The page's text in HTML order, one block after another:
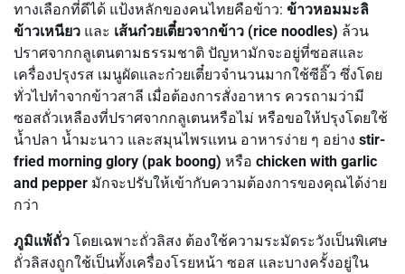
ทางเลือกที่ดีได้ แป้งหลักของคนไทยคือข้าว: ข้าวหอมมะลิ
ข้าวเหนียว และ เส้นก๋วยเตี๋ยวจากข้าว (rice noodles) ล้วน
ปราศจากกลูเตนตามธรรมชาติ ปัญหามักจะอยู่ที่ซอสและ
เครื่องปรุงรส เมนูผัดและก๋วยเตี๋ยวจำนวนมากใช้ซีอิ๊ว ซึ่งโดย
ทั่วไปทำจากข้าวสาลี เมื่อต้องการสั่งอาหาร ควรถามว่ามี
ซอสถั่วเหลืองที่ปราศจากกลูเตนหรือไม่ หรือขอให้ปรุงโดยใช้
น้ำปลา น้ำมะนาว และสมุนไพรแทน อาหารง่าย ๆ อย่าง stir-
fried morning glory (pak boong) หรือ chicken with garlic
and pepper มักจะปรับให้เข้ากับความต้องการของคุณได้ง่าย
กว่า
ภูมิแพ้ถั่ว โดยเฉพาะถั่วลิสง ต้องใช้ความระมัดระวังเป็นพิเศษ
ถั่วลิสงถูกใช้เป็นทั้งเครื่องโรยหน้า ซอส และบางครั้งอยู่ใน